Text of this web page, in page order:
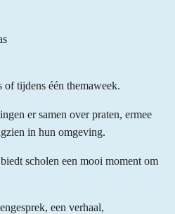
of tijdens één themaweek.
er samen over praten, ermee
in hun omgeving.
scholen een mooi moment om
een verhaal,